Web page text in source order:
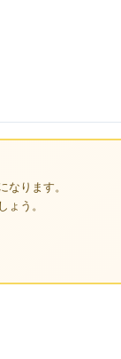
ります。
う。